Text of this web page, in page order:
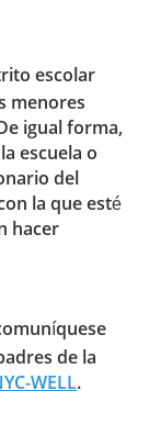
escolar
menores
igual forma,
escuela o
del
la que esté
hacer
de la
WELL.